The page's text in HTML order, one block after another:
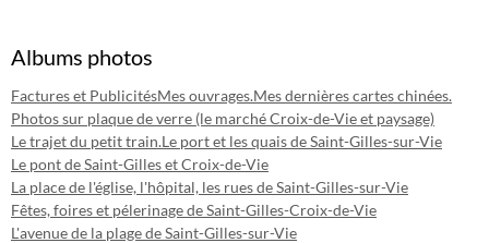
Albums photos
Factures et PublicitésMes ouvrages.Mes dernières cartes chinées.
Photos sur plaque de verre (le marché Croix-de-Vie et paysage)
Le trajet du petit train.Le port et les quais de Saint-Gilles-sur-Vie
Le pont de Saint-Gilles et Croix-de-Vie
La place de l'église, l'hôpital, les rues de Saint-Gilles-sur-Vie
Fêtes, foires et pélerinage de Saint-Gilles-Croix-de-Vie
L'avenue de la plage de Saint-Gilles-sur-Vie